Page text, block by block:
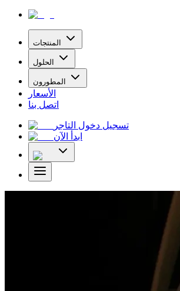
المنتجات
الحلول
المطورون
الأسعار
اتصل بنا
تسجيل دخول التاجر
ابدأ الآن